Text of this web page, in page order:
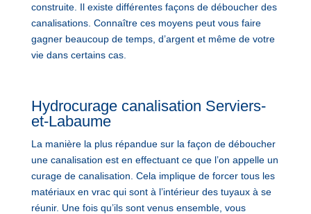
construite. Il existe différentes façons de déboucher des
canalisations. Connaître ces moyens peut vous faire
gagner beaucoup de temps, d’argent et même de votre
vie dans certains cas.
Hydrocurage canalisation Serviers-
et-Labaume
La manière la plus répandue sur la façon de déboucher
une canalisation est en effectuant ce que l’on appelle un
curage de canalisation. Cela implique de forcer tous les
matériaux en vrac qui sont à l’intérieur des tuyaux à se
réunir. Une fois qu’ils sont venus ensemble, vous